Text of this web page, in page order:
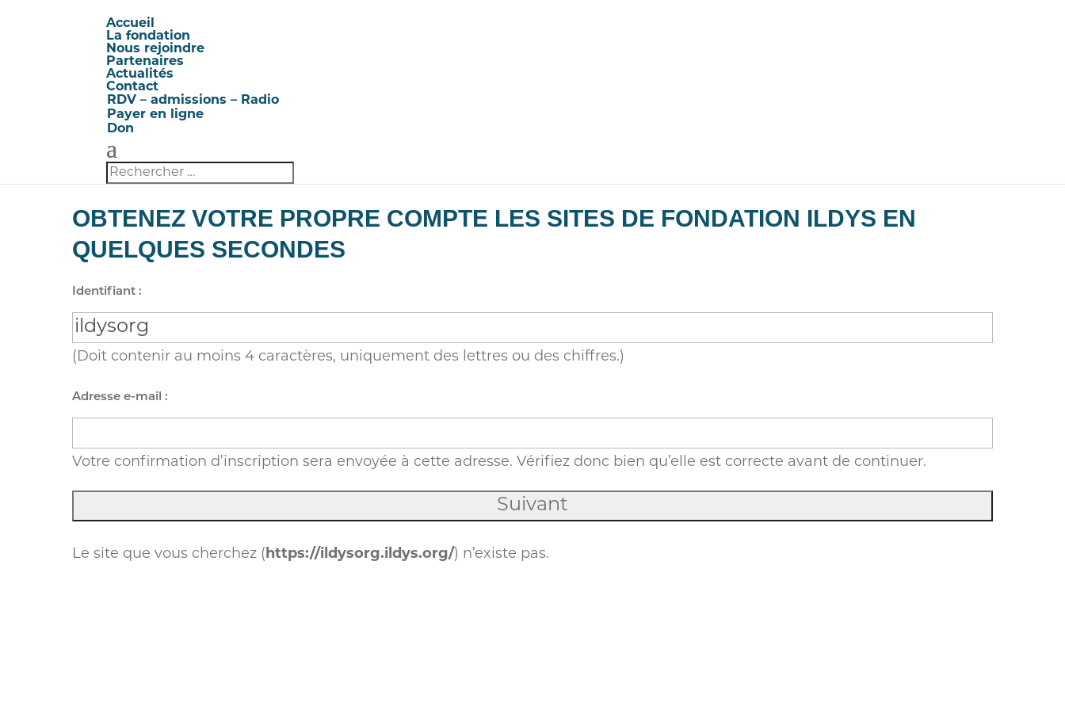
Accueil
La fondation
Nous rejoindre
Partenaires
Actualités
Contact
RDV – admissions – Radio
Payer en ligne
Don
OBTENEZ VOTRE PROPRE COMPTE LES SITES DE FONDATION ILDYS EN
QUELQUES SECONDES
Identifiant :
(Doit contenir au moins 4 caractères, uniquement des lettres ou des chiffres.)
Adresse e-mail :
Votre confirmation d’inscription sera envoyée à cette adresse. Vérifiez donc bien qu’elle est correcte avant de continuer.
Le site que vous cherchez (https://ildysorg.ildys.org/) n’existe pas.